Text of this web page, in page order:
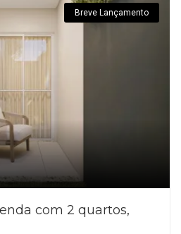
Breve Lançamento
com 2 quartos,